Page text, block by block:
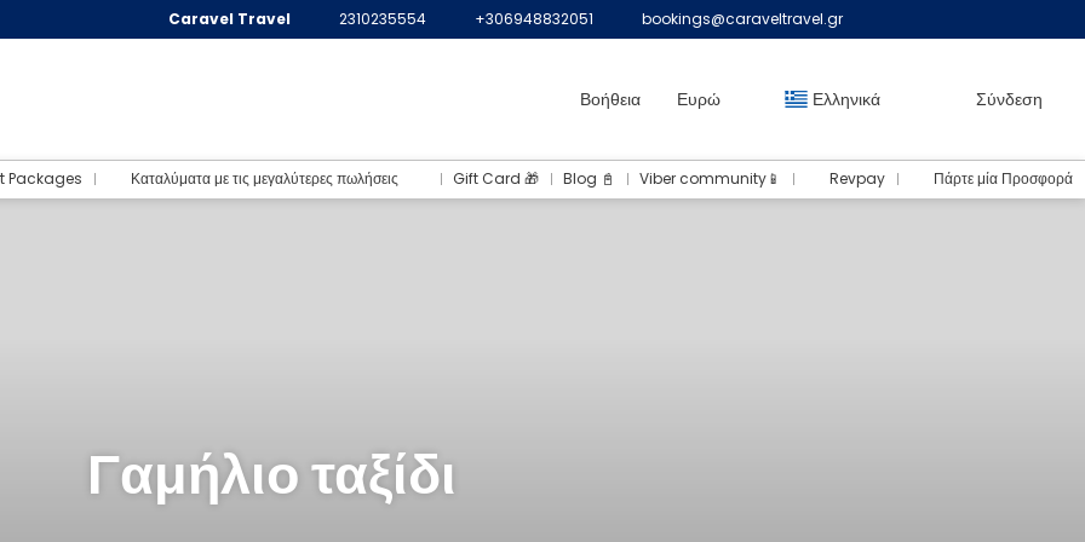
Caravel Travel 2310235554 +306948832051 bookings@caraveltravel.gr
Βοήθεια Ευρώ Ελληνικά Σύνδεση
Packages Καταλύματα με τις μεγαλύτερες πωλήσεις Gift Card 🎁 Blog 📓 Viber community📱 Revpay Πάρτε μία Προσφορά
Γαμήλιο ταξίδι